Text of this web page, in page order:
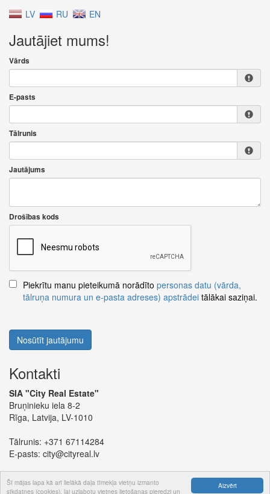
Aizvērt
Šī mājas lapa kā arī lielākā daļa tīmekļa vietņu izmanto
sīkdatnes (cookies), lai uzlabotu vietnes lietošanas pieredzi un
LV RU EN
Jautājiet mums!
Vārds
E-pasts
Tālrunis
Jautājums
Drošības kods
Piekrītu manu pieteikumā norādīto personas datu (vārda,
tālruņa numura un e-pasta adreses) apstrādei tālākai saziņai.
Nosūtīt jautājumu
Kontakti
SIA "City Real Estate"
Bruņinieku iela 8-2
Rīga, Latvija, LV-1010
Tālrunis: +371 67114284
E-pasts: city@cityreal.lv